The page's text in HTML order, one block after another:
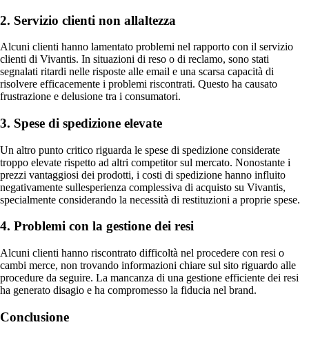
2. Servizio clienti non allaltezza
Alcuni clienti hanno lamentato problemi nel rapporto con il servizio
clienti di Vivantis. In situazioni di reso o di reclamo, sono stati
segnalati ritardi nelle risposte alle email e una scarsa capacità di
risolvere efficacemente i problemi riscontrati. Questo ha causato
frustrazione e delusione tra i consumatori.
3. Spese di spedizione elevate
Un altro punto critico riguarda le spese di spedizione considerate
troppo elevate rispetto ad altri competitor sul mercato. Nonostante i
prezzi vantaggiosi dei prodotti, i costi di spedizione hanno influito
negativamente sullesperienza complessiva di acquisto su Vivantis,
specialmente considerando la necessità di restituzioni a proprie spese.
4. Problemi con la gestione dei resi
Alcuni clienti hanno riscontrato difficoltà nel procedere con resi o
cambi merce, non trovando informazioni chiare sul sito riguardo alle
procedure da seguire. La mancanza di una gestione efficiente dei resi
ha generato disagio e ha compromesso la fiducia nel brand.
Conclusione